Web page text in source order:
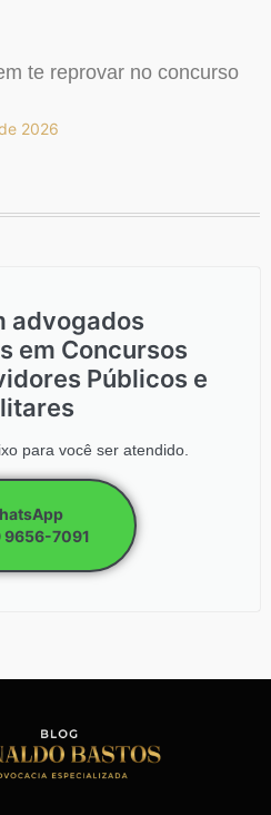
te reprovar no concurso
2026
advogados
em Concursos
Públicos e
para você ser atendido.
9656-7091